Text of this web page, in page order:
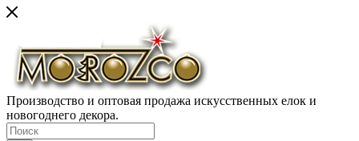
Производство и оптовая продажа искусственных елок и
новогоднего декора.